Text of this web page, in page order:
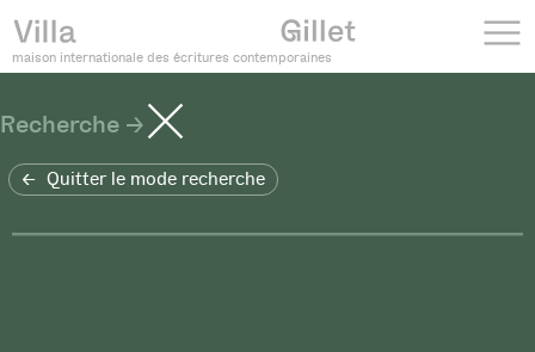
maison internationale des écritures contemporaines
Recherche
Quitter le mode recherche